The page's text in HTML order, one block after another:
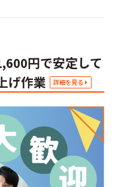
円で安定して
げ作業
詳細を見る